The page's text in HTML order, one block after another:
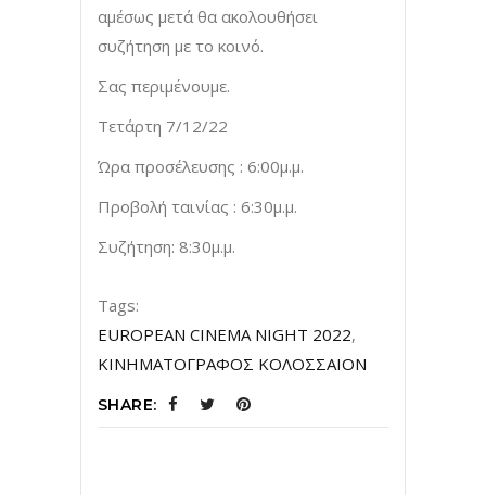
αμέσως μετά θα ακολουθήσει
συζήτηση με το κοινό.
Σας περιμένουμε.
Τετάρτη 7/12/22
Ώρα προσέλευσης : 6:00μ.μ.
Προβολή ταινίας : 6:30μ.μ.
Συζήτηση: 8:30μ.μ.
Tags:
EUROPEAN CINEMA NIGHT 2022,
ΚΙΝΗΜΑΤΟΓΡΑΦΟΣ ΚΟΛΟΣΣΑΙΟΝ
SHARE: